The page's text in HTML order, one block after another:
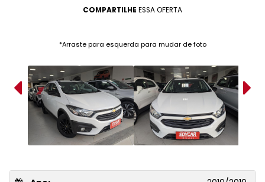
COMPARTILHE ESSA OFERTA
*Arraste para esquerda para mudar de foto